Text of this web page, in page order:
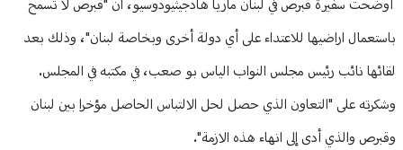
أوضحت سفيرة قبرص في لبنان ماريا هادجيثيودوسيو، ان "قبرص لا تسمح
باستعمال اراضيها للاعتداء على أي دولة أخرى وبخاصة لبنان"، وذلك بعد
لقائها نائب رئيس مجلس النواب الياس بو صعب، في مكتبه في المجلس.
وشكرته على "التعاون الذي حصل لحل الالتباس الحاصل مؤخرا بين لبنان
وقبرص والذي أدى إلى انهاء هذه الازمة".